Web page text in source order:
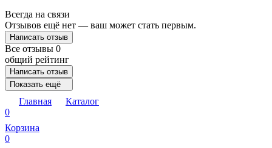
Всегда на связи
Отзывов ещё нет — ваш может стать первым.
Написать отзыв
Все отзывы 0
общий рейтинг
Написать отзыв
Показать ещё
Главная
Каталог
0
Корзина
0